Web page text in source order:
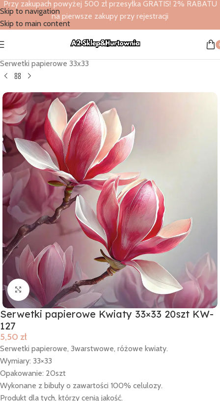
Skip to navigation
Skip to main content
Przy zakupach powyżej 500 zł przesyłka GRATIS! 2% RABATU
na pierwsze zakupy przy rejestracji
Strona główna Serwetki papierowe
Serwetki papierowe 33x33
Click to enlarge
Serwetki papierowe Kwiaty 33×33 20szt KW-
127
5,50 zł
Serwetki papierowe, 3warstwowe, różowe kwiaty.
Wymiary: 33×33
Opakowanie: 20szt
Wykonane z bibuły o zawartości 100% celulozy.
Produkt dla tych, którzy cenią jakość.